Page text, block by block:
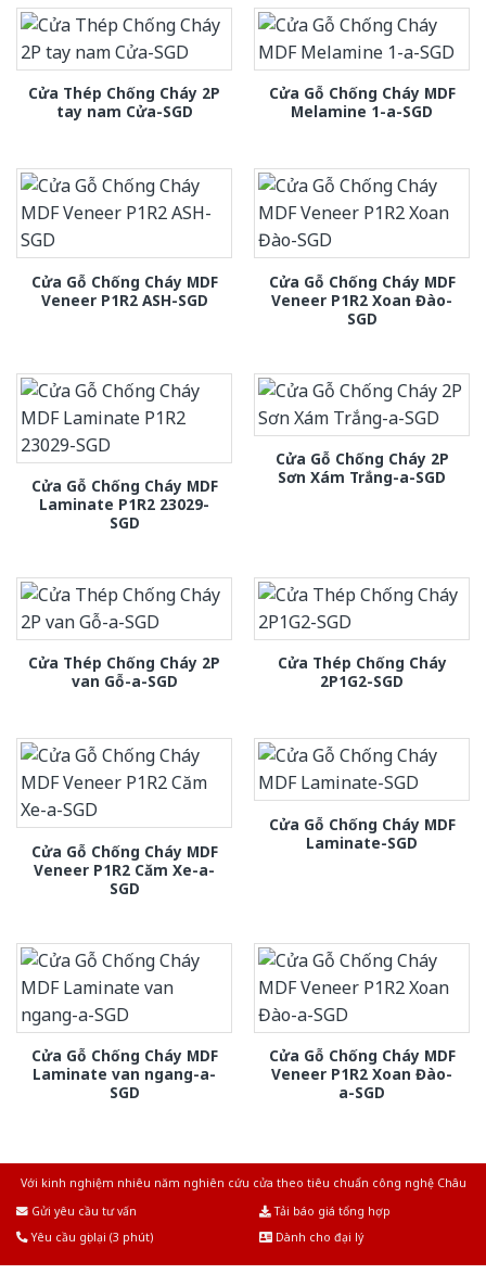
Cửa Thép Chống Cháy 2P
tay nam Cửa-SGD
Cửa Gỗ Chống Cháy MDF
Melamine 1-a-SGD
Cửa Gỗ Chống Cháy MDF
Veneer P1R2 ASH-SGD
Cửa Gỗ Chống Cháy MDF
Veneer P1R2 Xoan Đào-
SGD
Cửa Gỗ Chống Cháy MDF
Laminate P1R2 23029-
SGD
Cửa Gỗ Chống Cháy 2P
Sơn Xám Trắng-a-SGD
Cửa Thép Chống Cháy 2P
van Gỗ-a-SGD
Cửa Thép Chống Cháy
2P1G2-SGD
Cửa Gỗ Chống Cháy MDF
Veneer P1R2 Căm Xe-a-
SGD
Cửa Gỗ Chống Cháy MDF
Laminate-SGD
Cửa Gỗ Chống Cháy MDF
Laminate van ngang-a-
SGD
Cửa Gỗ Chống Cháy MDF
Veneer P1R2 Xoan Đào-
a-SGD
Với kinh nghiệm nhiêu năm nghiên cứu cửa theo tiêu chuẩn công nghệ Châu
Gửi yêu cầu tư vấn
Tải báo giá tổng hợp
Yêu cầu gọi lại (3 phút)
Dành cho đại lý